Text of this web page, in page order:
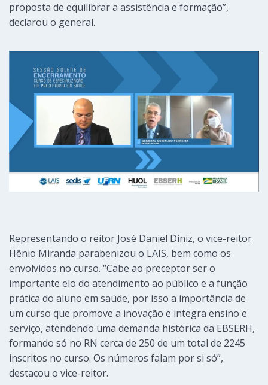
proposta de equilibrar a assistência e formação”,
declarou o general.
Representando o reitor José Daniel Diniz, o vice-reitor
Hênio Miranda parabenizou o LAIS, bem como os
envolvidos no curso. “Cabe ao preceptor ser o
importante elo do atendimento ao público e a função
prática do aluno em saúde, por isso a importância de
um curso que promove a inovação e integra ensino e
serviço, atendendo uma demanda histórica da EBSERH,
formando só no RN cerca de 250 de um total de 2245
inscritos no curso. Os números falam por si só”,
destacou o vice-reitor.